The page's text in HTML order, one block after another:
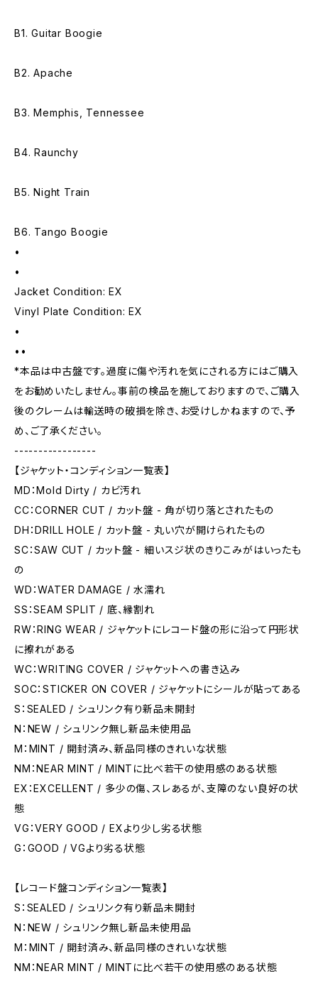
B1. Guitar Boogie
B2. Apache
B3. Memphis, Tennessee
B4. Raunchy
B5. Night Train
B6. Tango Boogie
•
•
Jacket Condition: EX
Vinyl Plate Condition: EX
•
••
*本品は中古盤です。過度に傷や汚れを気にされる方にはご購入
をお勧めいたしません。事前の検品を施しておりますので、ご購入
後のクレームは輸送時の破損を除き、お受けしかねますので、予
め、ご了承ください。
-----------------
【ジャケット・コンディション一覧表】
MD：Mold Dirty / カビ汚れ
CC：CORNER CUT / カット盤 - 角が切り落とされたもの
DH：DRILL HOLE / カット盤 - 丸い穴が開けられたもの
SC：SAW CUT / カット盤 - 細いスジ状のきりこみがはいったも
の
WD：WATER DAMAGE / 水濡れ
SS：SEAM SPLIT / 底、縁割れ
RW：RING WEAR / ジャケットにレコード盤の形に沿って円形状
に擦れがある
WC：WRITING COVER / ジャケットへの書き込み
SOC：STICKER ON COVER / ジャケットにシールが貼ってある
S：SEALED / シュリンク有り新品未開封
N：NEW / シュリンク無し新品未使用品
M：MINT / 開封済み、新品同様のきれいな状態
NM：NEAR MINT / MINTに比べ若干の使用感のある状態
EX：EXCELLENT / 多少の傷、スレあるが、支障のない良好の状
態
VG：VERY GOOD / EXより少し劣る状態
G：GOOD / VGより劣る状態
【レコード盤コンディション一覧表】
S：SEALED / シュリンク有り新品未開封
N：NEW / シュリンク無し新品未使用品
M：MINT / 開封済み、新品同様のきれいな状態
NM：NEAR MINT / MINTに比べ若干の使用感のある状態